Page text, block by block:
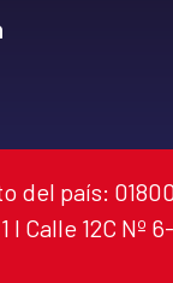
del país:
Calle 12C Nº